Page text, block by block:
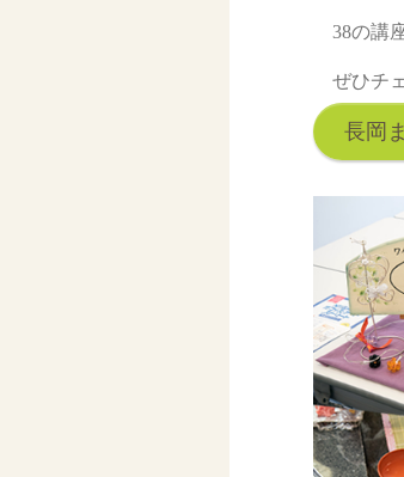
38の講
ぜひチ
長岡